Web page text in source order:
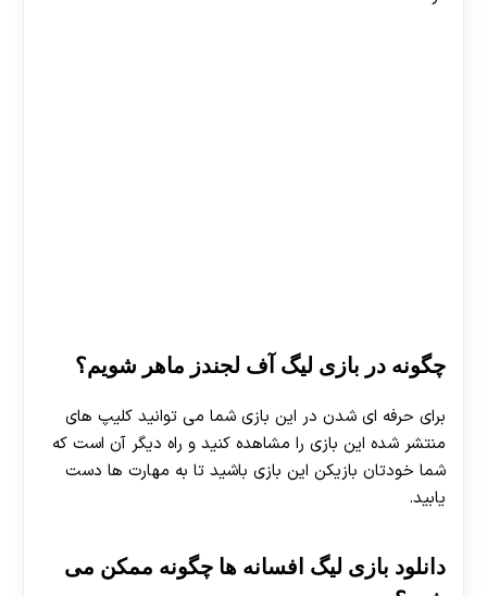
30 تا 50 درصد شارژ هدیه بیشتر فقط با ثبت نام در
چگونه در بازی لیگ آف لجندز ماهر شویم؟
برای حرفه ای شدن در این بازی شما می توانید کلیپ های
منتشر شده این بازی را مشاهده کنید و راه دیگر آن است که
شما خودتان بازیکن این بازی باشید تا به مهارت ها دست
یابید.
دانلود بازی لیگ افسانه ها چگونه ممکن می